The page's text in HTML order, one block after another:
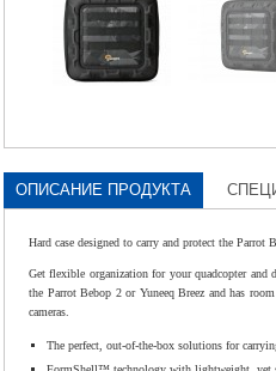
ОПИСАНИЕ ПРОДУКТА
Hard case designed to carry and protect the Parrot
Get flexible organization for your quadcopter and
the Parrot Bebop 2 or Yuneeq Breez and has
cameras.
The perfect, out-of-the-box solutions for